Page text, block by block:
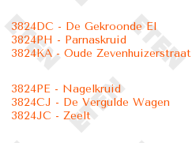
3824DC - De Gekroonde El
3824PH - Parnaskruid
3824KA - Oude Zevenhuizerstraat
3824PE - Nagelkruid
3824CJ - De Vergulde Wagen
3824JC - Zeelt